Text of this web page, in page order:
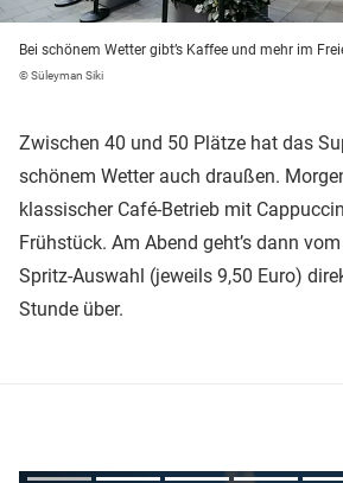
Bei schönem Wetter gibt’s Kaffee und mehr im
© Süleyman Siki
Zwischen 40 und 50 Plätze hat das
schönem Wetter auch draußen.
klassischer Café-Betrieb mit
Frühstück. Am Abend geht’s dann
Spritz-Auswahl (jeweils 9,50 Euro)
Stunde über.